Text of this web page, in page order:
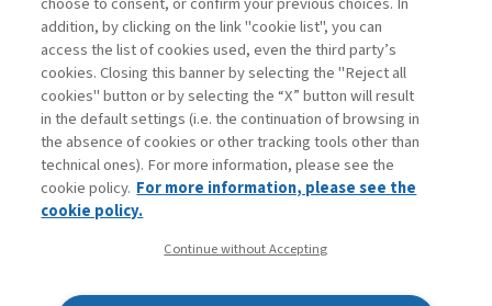
Contatti
Abbonamenti
Archivio rubriche
Privacy
Dichiarazione di accessibilità
addition, by clicking on the link "cookie list", you can
access the list of cookies used, even the third party’s
cookies. Closing this banner by selecting the "Reject all
cookies" button or by selecting the “X” button will result
in the default settings (i.e. the continuation of browsing in
the absence of cookies or other tracking tools other than
technical ones). For more information, please see the
cookie policy. For more information, please see the
cookie policy.
Continue without Accepting